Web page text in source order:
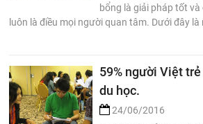
bổng là giải pháp tốt
luôn là điều mọi người quan tâm. Dưới đây
59% người Việt
du học.
24/06/2016